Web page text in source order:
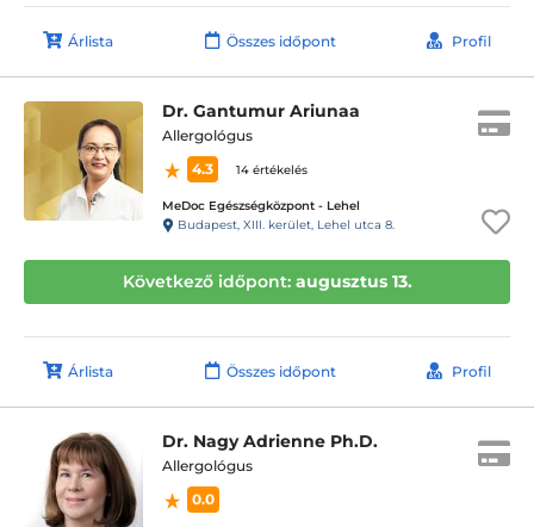
Árlista Összes időpont Profil
Dr. Gantumur Ariunaa
Allergológus
4.3
14 értékelés
MeDoc Egészségközpont - Lehel
Budapest, XIII. kerület, Lehel utca 8.
Következő időpont: augusztus 13.
Árlista Összes időpont Profil
Dr. Nagy Adrienne Ph.D.
Allergológus
0.0